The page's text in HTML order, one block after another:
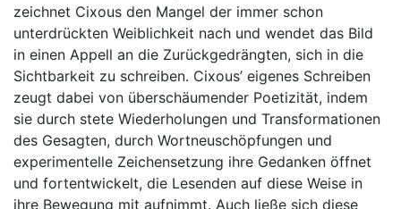
zeichnet Cixous den Mangel der immer schon
unterdrückten Weiblichkeit nach und wendet das Bild
in einen Appell an die Zurückgedrängten, sich in die
Sichtbarkeit zu schreiben. Cixous’ eigenes Schreiben
zeugt dabei von überschäumender Poetizität, indem
sie durch stete Wiederholungen und Transformationen
des Gesagten, durch Wortneuschöpfungen und
experimentelle Zeichensetzung ihre Gedanken öffnet
und fortentwickelt, die Lesenden auf diese Weise in
ihre Bewegung mit aufnimmt. Auch ließe sich diese